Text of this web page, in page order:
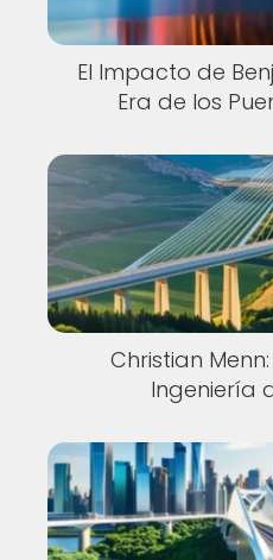
El Impacto de
Era de los
Christian
Ingeniería